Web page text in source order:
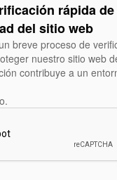
rápida
del sitio web
breve proceso de
nuestro sitio web
contribuye a un